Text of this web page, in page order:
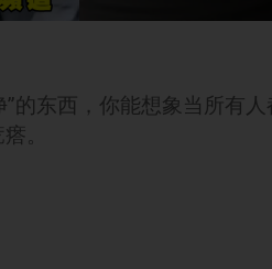
的东西，你能想象当所有
。